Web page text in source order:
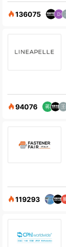
136075
94076
119293